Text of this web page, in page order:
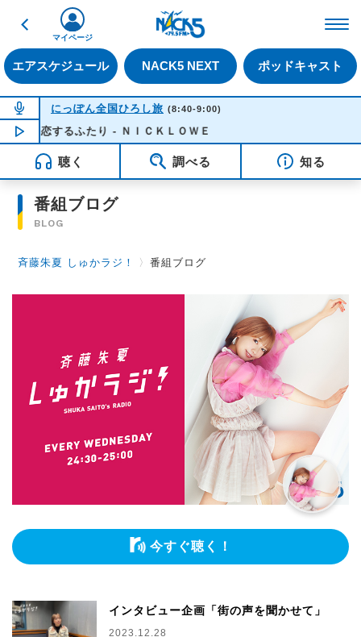
戻る
エアスケジュール NACK5 NEXT ポッドキャスト
マイページ
NOW ON AIR
にっぽん全国ひろし旅 (8:40-9:00)
NOW PLAYING 08:32
恋するふたり - ＮＩＣＫＬＯＷＥ
聴く 調べる 知る
番組ブログ
BLOG
斉藤朱夏 しゅかラジ！ 〉番組ブログ
今すぐ聴く！
インタビュー企画「街の声を聞かせて」
2023.12.28